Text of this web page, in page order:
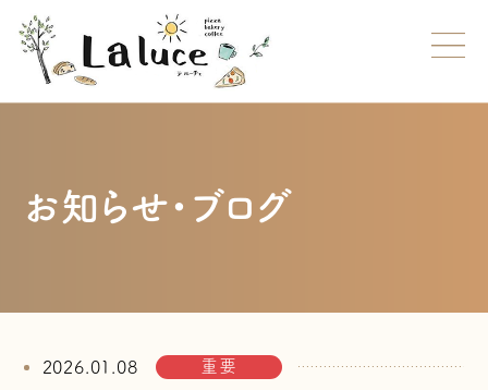
お知らせ・ブログ
2026.01.08 重要